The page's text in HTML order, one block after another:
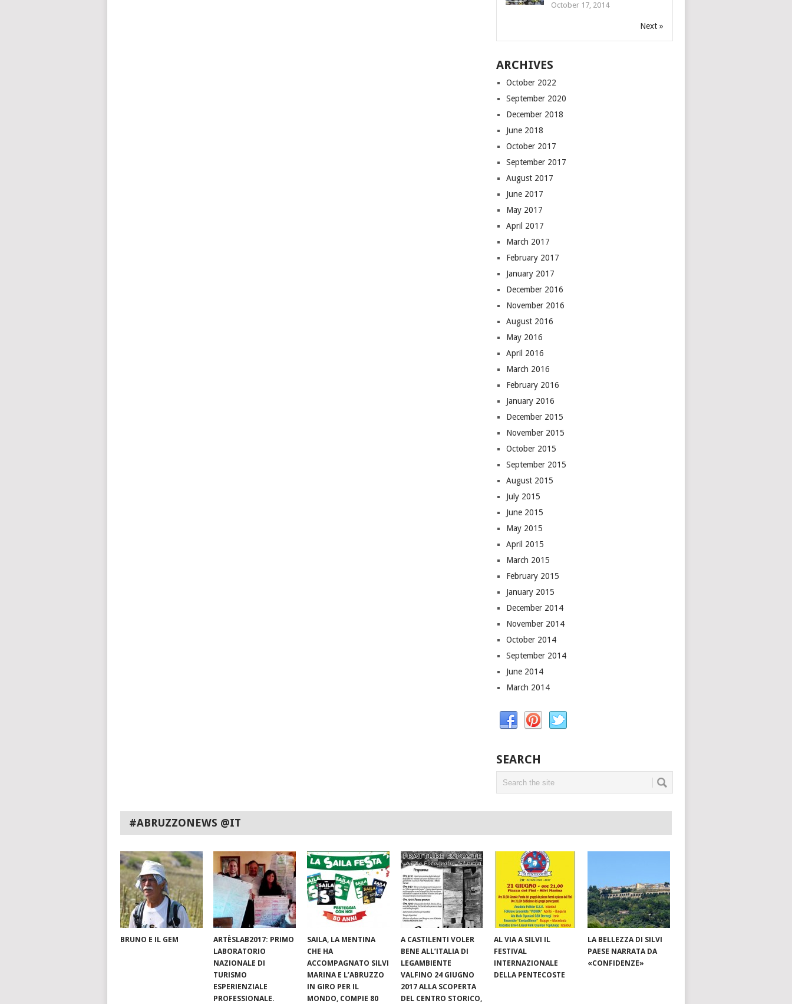
October 17, 2014
Next »
ARCHIVES
October 2022
September 2020
December 2018
June 2018
October 2017
September 2017
August 2017
June 2017
May 2017
April 2017
March 2017
February 2017
January 2017
December 2016
November 2016
August 2016
May 2016
April 2016
March 2016
February 2016
January 2016
December 2015
November 2015
October 2015
September 2015
August 2015
July 2015
June 2015
May 2015
April 2015
March 2015
February 2015
January 2015
December 2014
November 2014
October 2014
September 2014
June 2014
March 2014
SEARCH
#ABRUZZONEWS @IT
BRUNO E IL GEM
ARTÈSLAB2017: PRIMO
LABORATORIO
NAZIONALE DI
TURISMO
ESPERIENZIALE
PROFESSIONALE.
SAILA, LA MENTINA
CHE HA
ACCOMPAGNATO SILVI
MARINA E L’ABRUZZO
IN GIRO PER IL
MONDO, COMPIE 80
A CASTILENTI VOLER
BENE ALL’ITALIA DI
LEGAMBIENTE
VALFINO 24 GIUGNO
2017 ALLA SCOPERTA
DEL CENTRO STORICO,
AL VIA A SILVI IL
FESTIVAL
INTERNAZIONALE
DELLA PENTECOSTE
LA BELLEZZA DI SILVI
PAESE NARRATA DA
«CONFIDENZE»